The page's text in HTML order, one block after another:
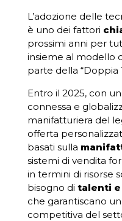
L’adozione delle
è uno dei fattori
prossimi anni per
insieme al modello
parte della “Doppia
Entro il 2025, con
connessa e
manifatturiera del
offerta
basati sulla
sistemi di vendita
in termini di risorse
bisogno di talenti
che garantiscano
competitiva del